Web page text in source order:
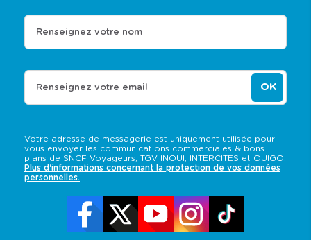
Votre adresse de messagerie est uniquement utilisée pour
vous envoyer les communications commerciales & bons
plans de SNCF Voyageurs, TGV INOUI, INTERCITES et OUIGO.
Plus d'informations concernant la protection de vos données
personnelles.
Renseignez votre nom
Renseignez votre email OK